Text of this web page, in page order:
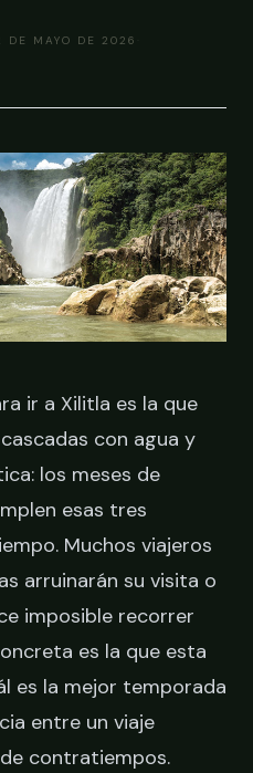
DE MAYO DE 2026
ir a Xilitla es la que
con agua y
los meses de
esas tres
Muchos viajeros
arruinarán su visita o
imposible recorrer
es la que esta
es la mejor temporada
entre un viaje
contratiempos.